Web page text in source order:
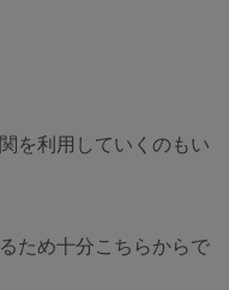
を利用していくのもい
ため十分こちらからで